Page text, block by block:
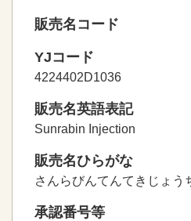
販売名コード
YJコード
4224402D1036
販売名英語表記
Sunrabin Injection
販売名ひらがな
さんらびんてんてきじょう
承認番号等